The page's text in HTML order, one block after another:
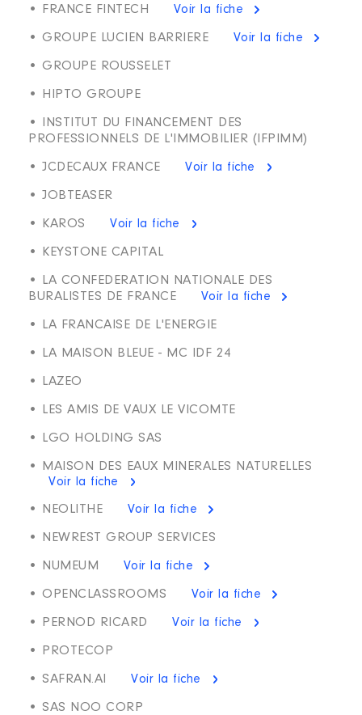
• FRANCE FINTECH Voir la fiche
• GROUPE LUCIEN BARRIERE Voir la fiche
• GROUPE ROUSSELET
• HIPTO GROUPE
• INSTITUT DU FINANCEMENT DES
PROFESSIONNELS DE L'IMMOBILIER (IFPIMM)
• JCDECAUX FRANCE Voir la fiche
• JOBTEASER
• KAROS Voir la fiche
• KEYSTONE CAPITAL
• LA CONFEDERATION NATIONALE DES
BURALISTES DE FRANCE
Voir la fiche
• LA FRANCAISE DE L'ENERGIE
• LA MAISON BLEUE - MC IDF 24
• LAZEO
• LES AMIS DE VAUX LE VICOMTE
• LGO HOLDING SAS
• MAISON DES EAUX MINERALES NATURELLES
Voir la fiche
• NEOLITHE Voir la fiche
• NEWREST GROUP SERVICES
• NUMEUM Voir la fiche
• OPENCLASSROOMS Voir la fiche
• PERNOD RICARD Voir la fiche
• PROTECOP
• SAFRAN.AI Voir la fiche
• SAS NOO CORP